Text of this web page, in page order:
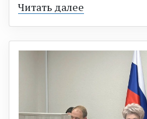
Читать далее